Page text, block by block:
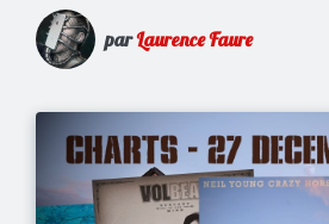
parLaurence Faure